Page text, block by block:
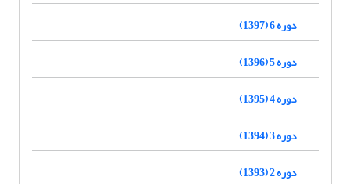
دوره 6 (1397)
دوره 5 (1396)
دوره 4 (1395)
دوره 3 (1394)
دوره 2 (1393)